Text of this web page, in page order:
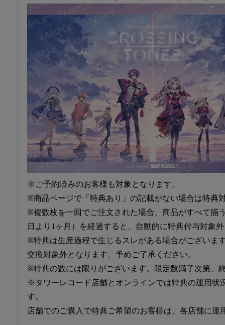
※ご予約済みのお客様も対象となります。
※商品ページで「特典あり」の記載がない場合は特典
※複数枚を一回でご注文された場合、商品がすべて揃
日より1ヶ月）を経過すると、自動的に特典付与対象
※特典は生産過程で生じるスレがある場合がございま
交換対象外となります、予めご了承ください。
※特典の数には限りがございます。限定数満了次第、
※タワーレコード店舗とオンラインでは特典の運用状
す。
店舗でのご購入で特典ご希望のお客様は、各店舗に運